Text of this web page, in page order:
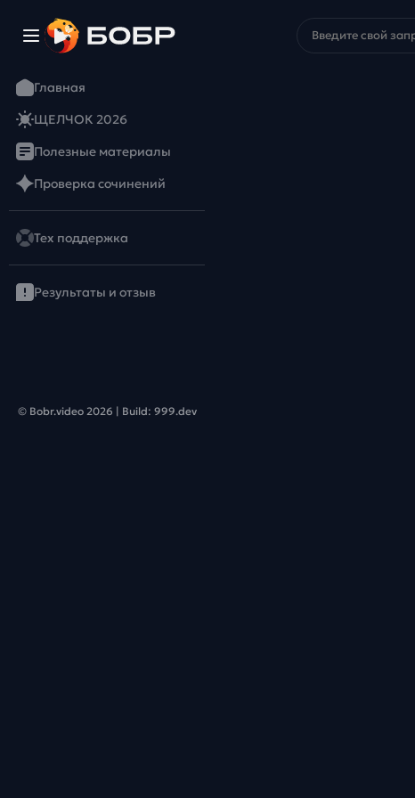
Главная
ЩЕЛЧОК 2026
Полезные материалы
Проверка сочинений
Тех поддержка
Результаты и отзыв
© Bobr.video 2026 | Build: 999.dev